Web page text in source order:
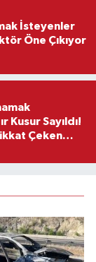
İsteyenler
Öne Çıkıyor
Kusur Sayıldı!
Çeken